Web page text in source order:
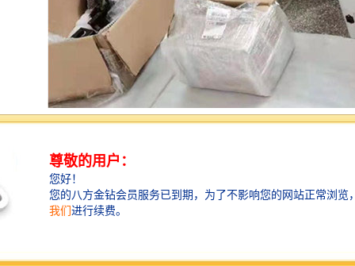
便携式水质自动采样器是采用嵌入式控制技术，可实现